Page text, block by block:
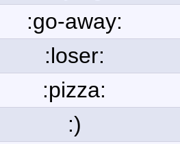
:go-away:
:loser:
:pizza:
:)